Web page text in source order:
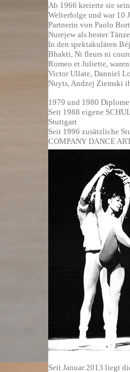
Ab 1966 kreierte sie
Welterfolge und war 10
Partnerin von Paolo
Nurejew als bester
In den spektakulären
Bhakti, Ni fleurs ni
Romeo et Juliette,
Victor Ullate, Danniel
Nuyts, Andzej Ziemski
1979 und 1980 Diplome
Seit 1988 eigene
Stuttgart
Seit 1996 zusätzliche
COMPANY DANCE
Seit Januar 2013 liegt